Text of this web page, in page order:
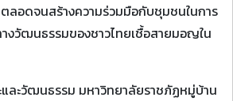
ลอดจนสร้างความร่วมมือกับชุมชนในการ
งวัฒนธรรมของชาวไทยเชื้อสายมอญใน
ละวัฒนธรรม มหาวิทยาลัยราชภัฏหมู่บ้าน